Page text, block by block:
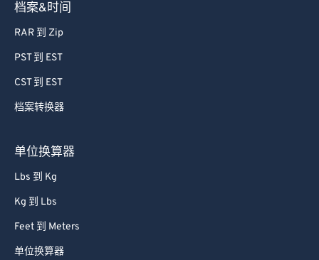
档案&时间
RAR 到 Zip
PST 到 EST
CST 到 EST
档案转换器
单位换算器
Lbs 到 Kg
Kg 到 Lbs
Feet 到 Meters
单位换算器